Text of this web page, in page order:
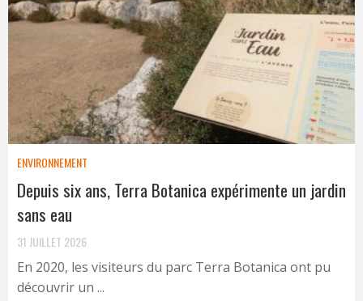
ENVIRONNEMENT
Depuis six ans, Terra Botanica expérimente un jardin
sans eau
31 JUILLET 2026
En 2020, les visiteurs du parc Terra Botanica ont pu
découvrir un ...